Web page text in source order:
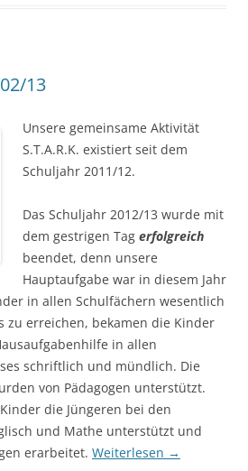
13
Unsere gemeinsame Aktivität
S.T.A.R.K. existiert seit dem
Schuljahr 2011/12.
Das Schuljahr 2012/13 wurde mit
dem gestrigen Tag erfolgreich
beendet, denn unsere
Hauptaufgabe war in diesem Jahr
in allen Schulfächern wesentlich
zu erreichen, bekamen die Kinder
in allen
schriftlich und mündlich. Die
von Pädagogen unterstützt.
die Jüngeren bei den
und Mathe unterstützt und
erarbeitet. Weiterlesen →